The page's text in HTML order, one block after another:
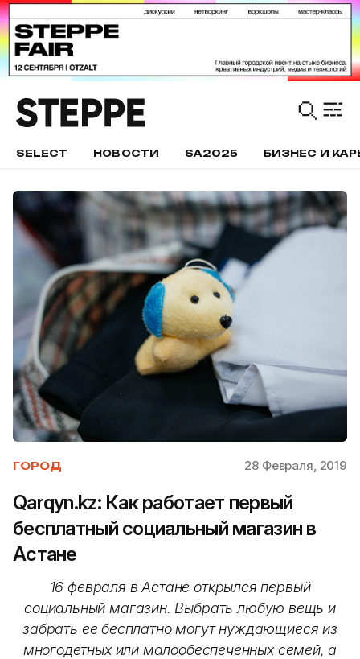
SELECT НОВОСТИ SA2025 БИЗНЕС И
ГОРОД 28 Февраля, 2019
Qarqyn.kz: Как работает первый
бесплатный социальный магазин в
Астане
16 февраля в Астане открылся первый
социальный магазин. Выбрать любую вещь и
забрать ее бесплатно могут нуждающиеся из
многодетных или малообеспеченных семей, а